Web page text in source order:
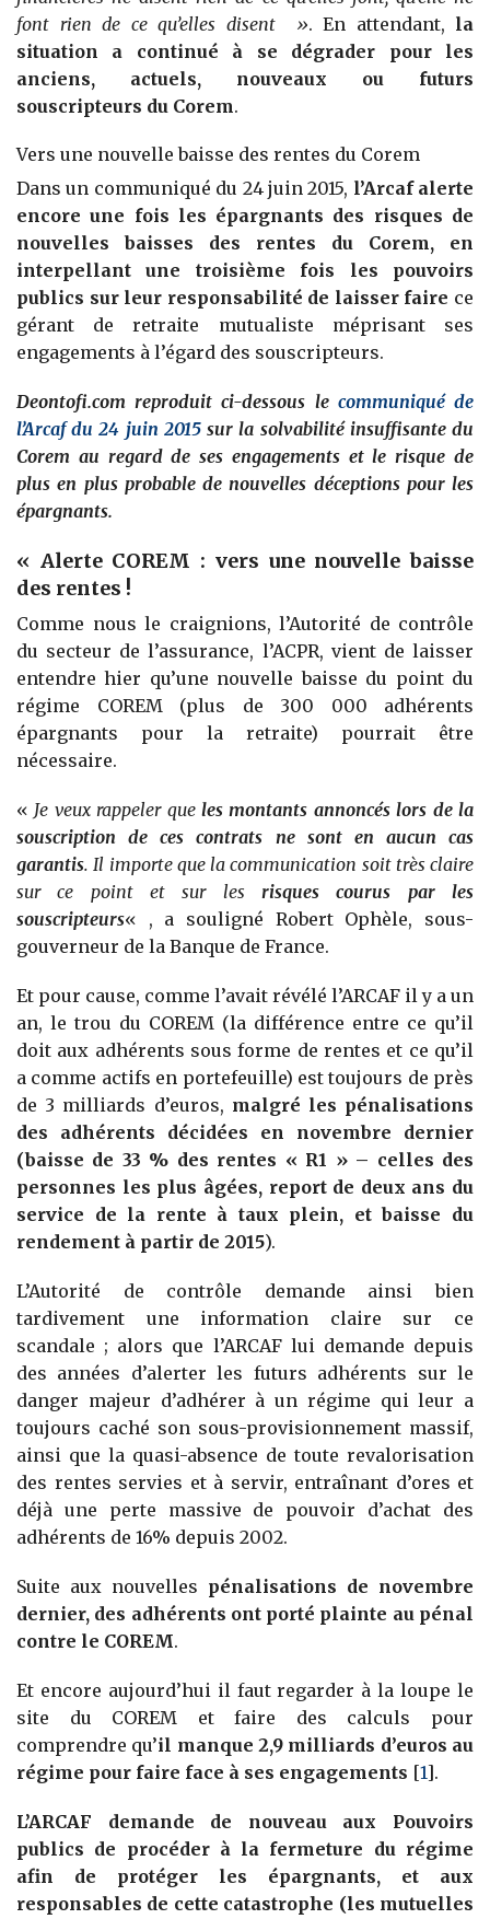
font rien de ce qu’elles disent ». En attendant, la
situation a continué à se dégrader pour les
anciens, actuels, nouveaux ou futurs
souscripteurs du Corem.
Vers une nouvelle baisse des rentes du Corem
Dans un communiqué du 24 juin 2015, l’Arcaf alerte
encore une fois les épargnants des risques de
nouvelles baisses des rentes du Corem, en
interpellant une troisième fois les pouvoirs
publics sur leur responsabilité de laisser faire ce
gérant de retraite mutualiste méprisant ses
engagements à l’égard des souscripteurs.
Deontofi.com reproduit ci-dessous le communiqué de
l’Arcaf du 24 juin 2015sur la solvabilité insuffisante du
Corem au regard de ses engagements et le risque de
plus en plus probable de nouvelles déceptions pour les
épargnants.
« Alerte COREM : vers une nouvelle baisse
des rentes !
Comme nous le craignions, l’Autorité de contrôle
du secteur de l’assurance, l’ACPR, vient de laisser
entendre hier qu’une nouvelle baisse du point du
régime COREM (plus de 300 000 adhérents
épargnants pour la retraite) pourrait être
nécessaire.
« Je veux rappeler queles montants annoncés lors de la
souscription de ces contrats ne sont en aucun cas
garantis. Il importe que la communication soit très claire
sur ce point et sur les risques courus par les
souscripteurs« , a souligné Robert Ophèle, sous-
gouverneur de la Banque de France.
Et pour cause, comme l’avait révélé l’ARCAF il y a un
an, le trou du COREM (la différence entre ce qu’il
doit aux adhérents sous forme de rentes et ce qu’il
a comme actifs en portefeuille) est toujours de près
de 3 milliards d’euros, malgré les pénalisations
des adhérents décidées en novembre dernier
(baisse de 33 % des rentes « R1 » – celles des
personnes les plus âgées, report de deux ans du
service de la rente à taux plein, et baisse du
rendement à partir de 2015).
L’Autorité de contrôle demande ainsi bien
tardivement une information claire sur ce
scandale ; alors que l’ARCAF lui demande depuis
des années d’alerter les futurs adhérents sur le
danger majeur d’adhérer à un régime qui leur a
toujours caché son sous-provisionnement massif,
ainsi que la quasi-absence de toute revalorisation
des rentes servies et à servir, entraînant d’ores et
déjà une perte massive de pouvoir d’achat des
adhérents de 16% depuis 2002.
Suite aux nouvelles pénalisations de novembre
dernier, des adhérents ont porté plainte au pénal
contre le COREM.
Et encore aujourd’hui il faut regarder à la loupe le
site du COREM et faire des calculs pour
comprendre qu’il manque 2,9 milliards d’euros au
régime pour faire face à ses engagements [1].
L’ARCAF demande de nouveau aux Pouvoirs
publics de procéder à la fermeture du régime
afin de protéger les épargnants, et aux
responsables de cette catastrophe (les mutuelles